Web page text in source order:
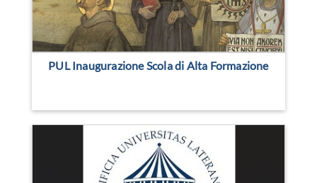
PUL Inaugurazione Scola di Alta Formazione